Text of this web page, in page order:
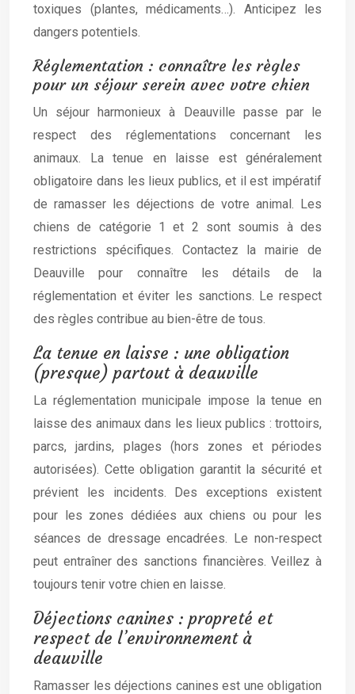
toxiques (plantes, médicaments…). Anticipez les
dangers potentiels.
Réglementation : connaître les règles
pour un séjour serein avec votre chien
Un séjour harmonieux à Deauville passe par le
respect des réglementations concernant les
animaux. La tenue en laisse est généralement
obligatoire dans les lieux publics, et il est impératif
de ramasser les déjections de votre animal. Les
chiens de catégorie 1 et 2 sont soumis à des
restrictions spécifiques. Contactez la mairie de
Deauville pour connaître les détails de la
réglementation et éviter les sanctions. Le respect
des règles contribue au bien-être de tous.
La tenue en laisse : une obligation
(presque) partout à deauville
La réglementation municipale impose la tenue en
laisse des animaux dans les lieux publics : trottoirs,
parcs, jardins, plages (hors zones et périodes
autorisées). Cette obligation garantit la sécurité et
prévient les incidents. Des exceptions existent
pour les zones dédiées aux chiens ou pour les
séances de dressage encadrées. Le non-respect
peut entraîner des sanctions financières. Veillez à
toujours tenir votre chien en laisse.
Déjections canines : propreté et
respect de l’environnement à
deauville
Ramasser les déjections canines est une obligation